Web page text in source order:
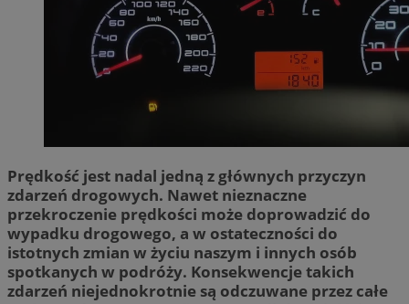
Prędkość jest nadal jedną z głównych przyczyn
zdarzeń drogowych. Nawet nieznaczne
przekroczenie prędkości może doprowadzić do
wypadku drogowego, a w ostateczności do
istotnych zmian w życiu naszym i innych osób
spotkanych w podróży. Konsekwencje takich
zdarzeń niejednokrotnie są odczuwane przez całe